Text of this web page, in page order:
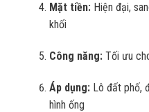
Mặt tiền:Hiện đại,
khối
Công năng:Tối ưu
Áp dụng:Lô đất phố,
hình ống